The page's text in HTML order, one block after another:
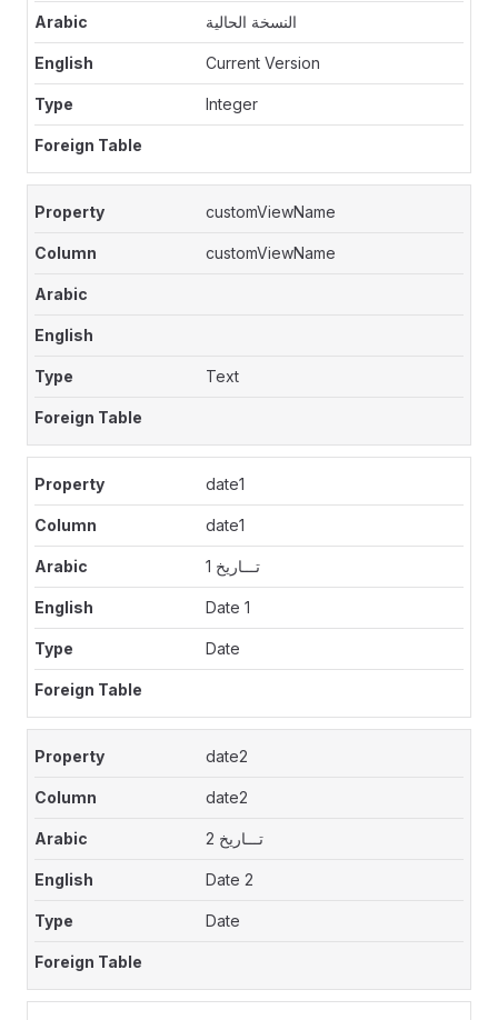
النسخة الحالية
Current Version
Integer
customViewName
customViewName
Text
date1
date1
تـــاريخ 1
Date 1
Date
date2
date2
تـــاريخ 2
Date 2
Date